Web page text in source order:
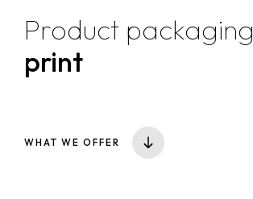
Product packaging
print
WHAT WE OFFER